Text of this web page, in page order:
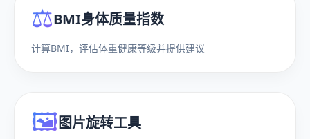
⚖️BMI身体质量指数
计算BMI，评估体重健康等级并提供建议
🖼️图片旋转工具